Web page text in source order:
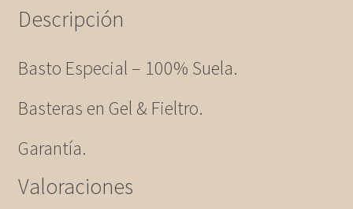
Descripción
Basto Especial – 100% Suela.
Basteras en Gel & Fieltro.
Garantía.
Valoraciones